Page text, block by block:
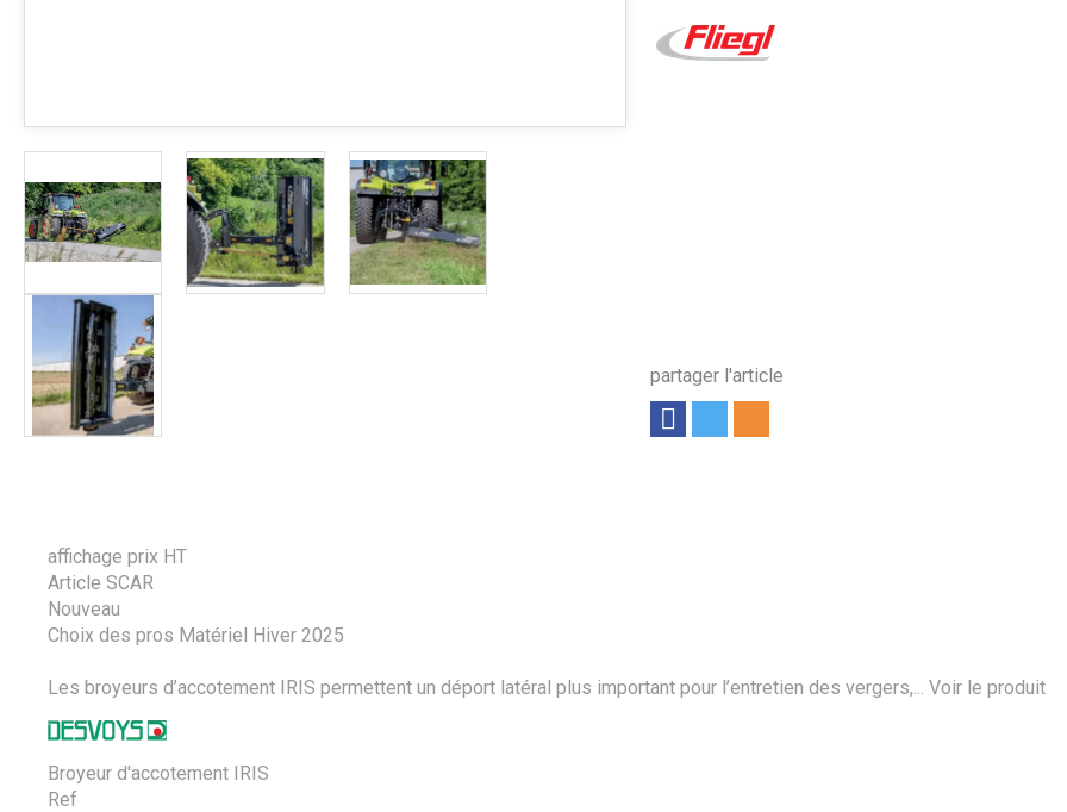
partager l'article
affichage prix HT
Article SCAR
Nouveau
Choix des pros Matériel Hiver 2025
Les broyeurs d’accotement IRIS permettent un déport latéral plus important pour l’entretien des vergers,... Voir le produit
Broyeur d'accotement IRIS
Ref